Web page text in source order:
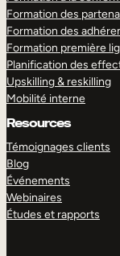
Formation des
Formation des
Formation première
Planification des
Upskilling & reskilling
Mobilité interne
Resources
Témoignages clients
Blog
Événements
Webinaires
Études et rapports